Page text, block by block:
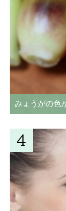
みょうがの色